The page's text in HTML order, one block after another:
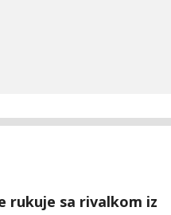
rukuje sa rivalkom iz